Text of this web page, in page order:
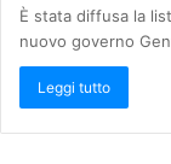
È stata diffusa la
nuovo governo
Leggi tutto